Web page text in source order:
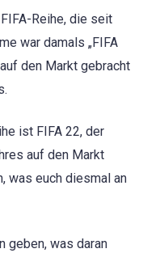
Reihe, die seit
war damals „FIFA
den Markt gebracht
ist FIFA 22, der
auf den Markt
was euch diesmal an
geben, was daran